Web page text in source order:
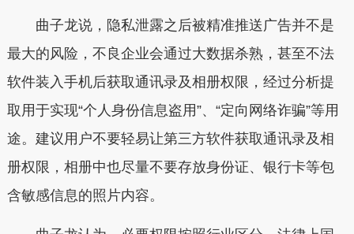
曲子龙说，隐私泄露之后被精准推送广告并不是
最大的风险，不良企业会通过大数据杀熟，甚至不法
软件装入手机后获取通讯录及相册权限，经过分析提
取用于实现“个人身份信息盗用”、“定向网络诈骗”等用
途。建议用户不要轻易让第三方软件获取通讯录及相
册权限，相册中也尽量不要存放身份证、银行卡等包
含敏感信息的照片内容。